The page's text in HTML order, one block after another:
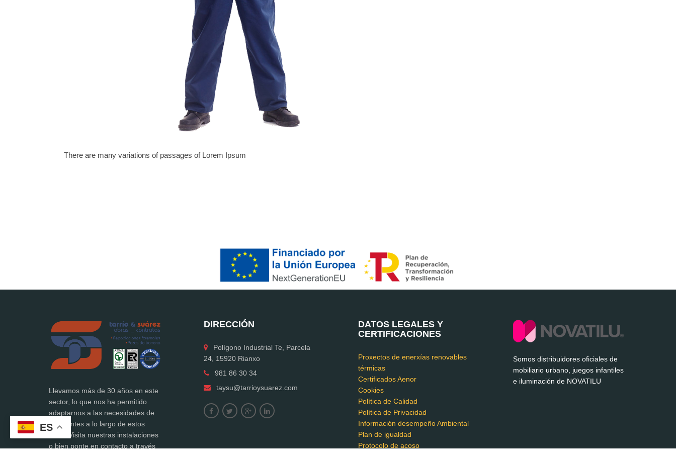
There are many variations of passages of Lorem Ipsum
Llevamos más de 30 años en este
sector, lo que nos ha permitido
adaptarnos a las necesidades de
los clientes a lo largo de estos
años. Visita nuestras instalaciones
o bien ponte en contacto a través
DIRECCIÓN
Polígono Industrial Te, Parcela
24, 15920 Rianxo
981 86 30 34
taysu@tarrioysuarez.com
DATOS LEGALES Y
CERTIFICACIONES
Proxectos de enerxías renovables
térmicas
Certificados Aenor
Cookies
Política de Calidad
Política de Privacidad
Información desempeño Ambiental
Plan de igualdad
Protocolo de acoso
Somos distribuidores oficiales de
mobiliario urbano, juegos infantiles
e iluminación de NOVATILU
ES